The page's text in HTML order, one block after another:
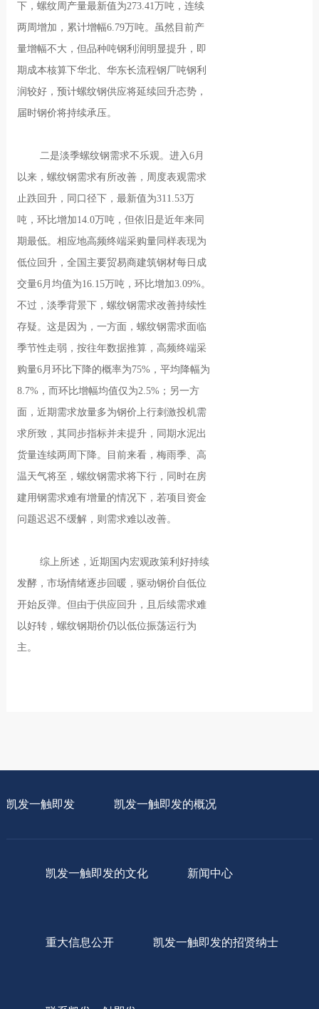
下，螺纹周产量最新值为273.41万吨，连续
两周增加，累计增幅6.79万吨。虽然目前产
量增幅不大，但品种吨钢利润明显提升，即
期成本核算下华北、华东长流程钢厂吨钢利
润较好，预计螺纹钢供应将延续回升态势，
届时钢价将持续承压。
二是淡季螺纹钢需求不乐观。进入6月
以来，螺纹钢需求有所改善，周度表观需求
止跌回升，同口径下，最新值为311.53万
吨，环比增加14.0万吨，但依旧是近年来同
期最低。相应地高频终端采购量同样表现为
低位回升，全国主要贸易商建筑钢材每日成
交量6月均值为16.15万吨，环比增加3.09%。
不过，淡季背景下，螺纹钢需求改善持续性
存疑。这是因为，一方面，螺纹钢需求面临
季节性走弱，按往年数据推算，高频终端采
购量6月环比下降的概率为75%，平均降幅为
8.7%，而环比增幅均值仅为2.5%；另一方
面，近期需求放量多为钢价上行刺激投机需
求所致，其同步指标并未提升，同期水泥出
货量连续两周下降。目前来看，梅雨季、高
温天气将至，螺纹钢需求将下行，同时在房
建用钢需求难有增量的情况下，若项目资金
问题迟迟不缓解，则需求难以改善。
综上所述，近期国内宏观政策利好持续
发酵，市场情绪逐步回暖，驱动钢价自低位
开始反弹。但由于供应回升，且后续需求难
以好转，螺纹钢期价仍以低位振荡运行为
主。
凯发一触即发 凯发一触即发的概况
凯发一触即发的文化 新闻中心
重大信息公开 凯发一触即发的招贤纳士